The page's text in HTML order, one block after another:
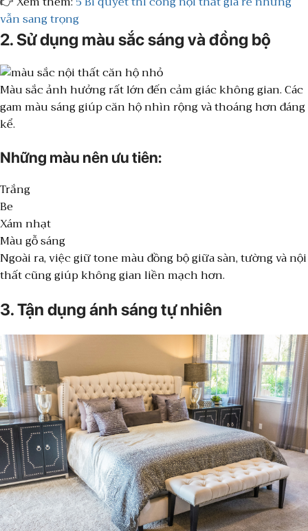
vẫn sang trọng
2. Sử dụng màu sắc sáng và đồng bộ
Màu sắc ảnh hưởng rất lớn đến cảm giác không gian. Các
gam màu sáng giúp căn hộ nhìn rộng và thoáng hơn đáng
kể.
Những màu nên ưu tiên:
Trắng
Be
Xám nhạt
Màu gỗ sáng
Ngoài ra, việc giữ tone màu đồng bộ giữa sàn, tường và nội
thất cũng giúp không gian liền mạch hơn.
3. Tận dụng ánh sáng tự nhiên